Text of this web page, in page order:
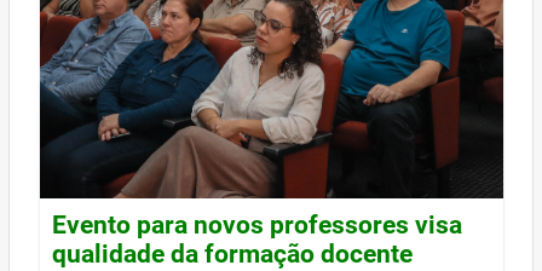
Evento para novos professores visa
qualidade da formação docente